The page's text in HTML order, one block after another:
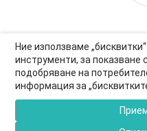
Ние използваме
инструменти, за
подобряване на
информация за
0877-